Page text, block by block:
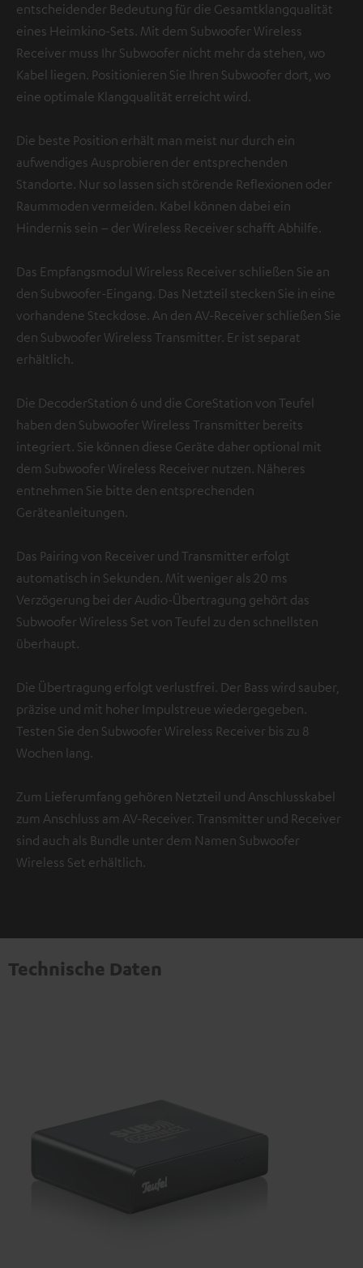
entscheidender Bedeutung für die Gesamtklangqualität
eines Heimkino-Sets. Mit dem Subwoofer Wireless
Receiver muss Ihr Subwoofer nicht mehr da stehen, wo
Kabel liegen. Positionieren Sie Ihren Subwoofer dort, wo
eine optimale Klangqualität erreicht wird.
Die beste Position erhält man meist nur durch ein
aufwendiges Ausprobieren der entsprechenden
Standorte. Nur so lassen sich störende Reflexionen oder
Raummoden vermeiden. Kabel können dabei ein
Hindernis sein – der Wireless Receiver schafft Abhilfe.
Das Empfangsmodul Wireless Receiver schließen Sie an
den Subwoofer-Eingang. Das Netzteil stecken Sie in eine
vorhandene Steckdose. An den AV-Receiver schließen Sie
den Subwoofer Wireless Transmitter. Er ist separat
erhältlich.
Die DecoderStation 6 und die CoreStation von Teufel
haben den Subwoofer Wireless Transmitter bereits
integriert. Sie können diese Geräte daher optional mit
dem Subwoofer Wireless Receiver nutzen. Näheres
entnehmen Sie bitte den entsprechenden
Geräteanleitungen.
Das Pairing von Receiver und Transmitter erfolgt
automatisch in Sekunden. Mit weniger als 20 ms
Verzögerung bei der Audio-Übertragung gehört das
Subwoofer Wireless Set von Teufel zu den schnellsten
überhaupt.
Die Übertragung erfolgt verlustfrei. Der Bass wird sauber,
präzise und mit hoher Impulstreue wiedergegeben.
Testen Sie den Subwoofer Wireless Receiver bis zu 8
Wochen lang.
Zum Lieferumfang gehören Netzteil und Anschlusskabel
zum Anschluss am AV-Receiver. Transmitter und Receiver
sind auch als Bundle unter dem Namen Subwoofer
Wireless Set erhältlich.
Technische Daten